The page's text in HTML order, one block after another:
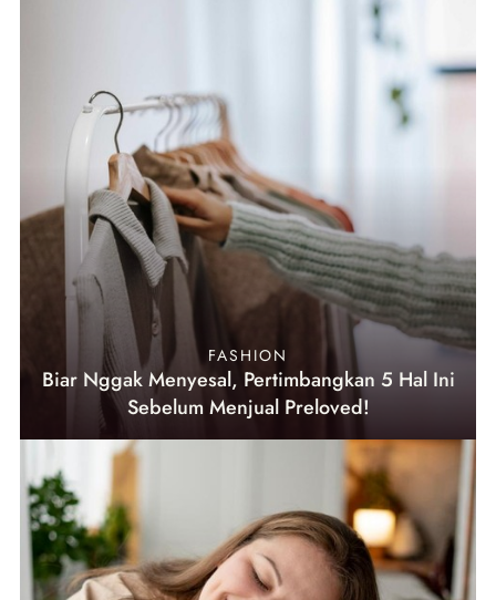
FASHION
Biar Nggak Menyesal, Pertimbangkan 5 Hal Ini
Sebelum Menjual Preloved!